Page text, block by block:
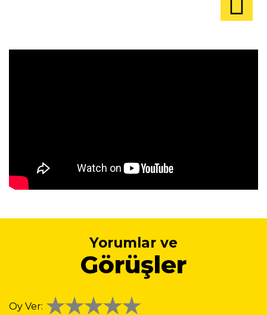
Yorumlar ve
Görüşler
Oy Ver: